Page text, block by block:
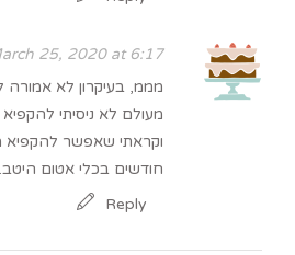
25, 2020 at 6:17
מממ, בעיקרון לא אמורה
מעולם לא ניסיתי
חודשים בכלי אטום היטב.
Reply